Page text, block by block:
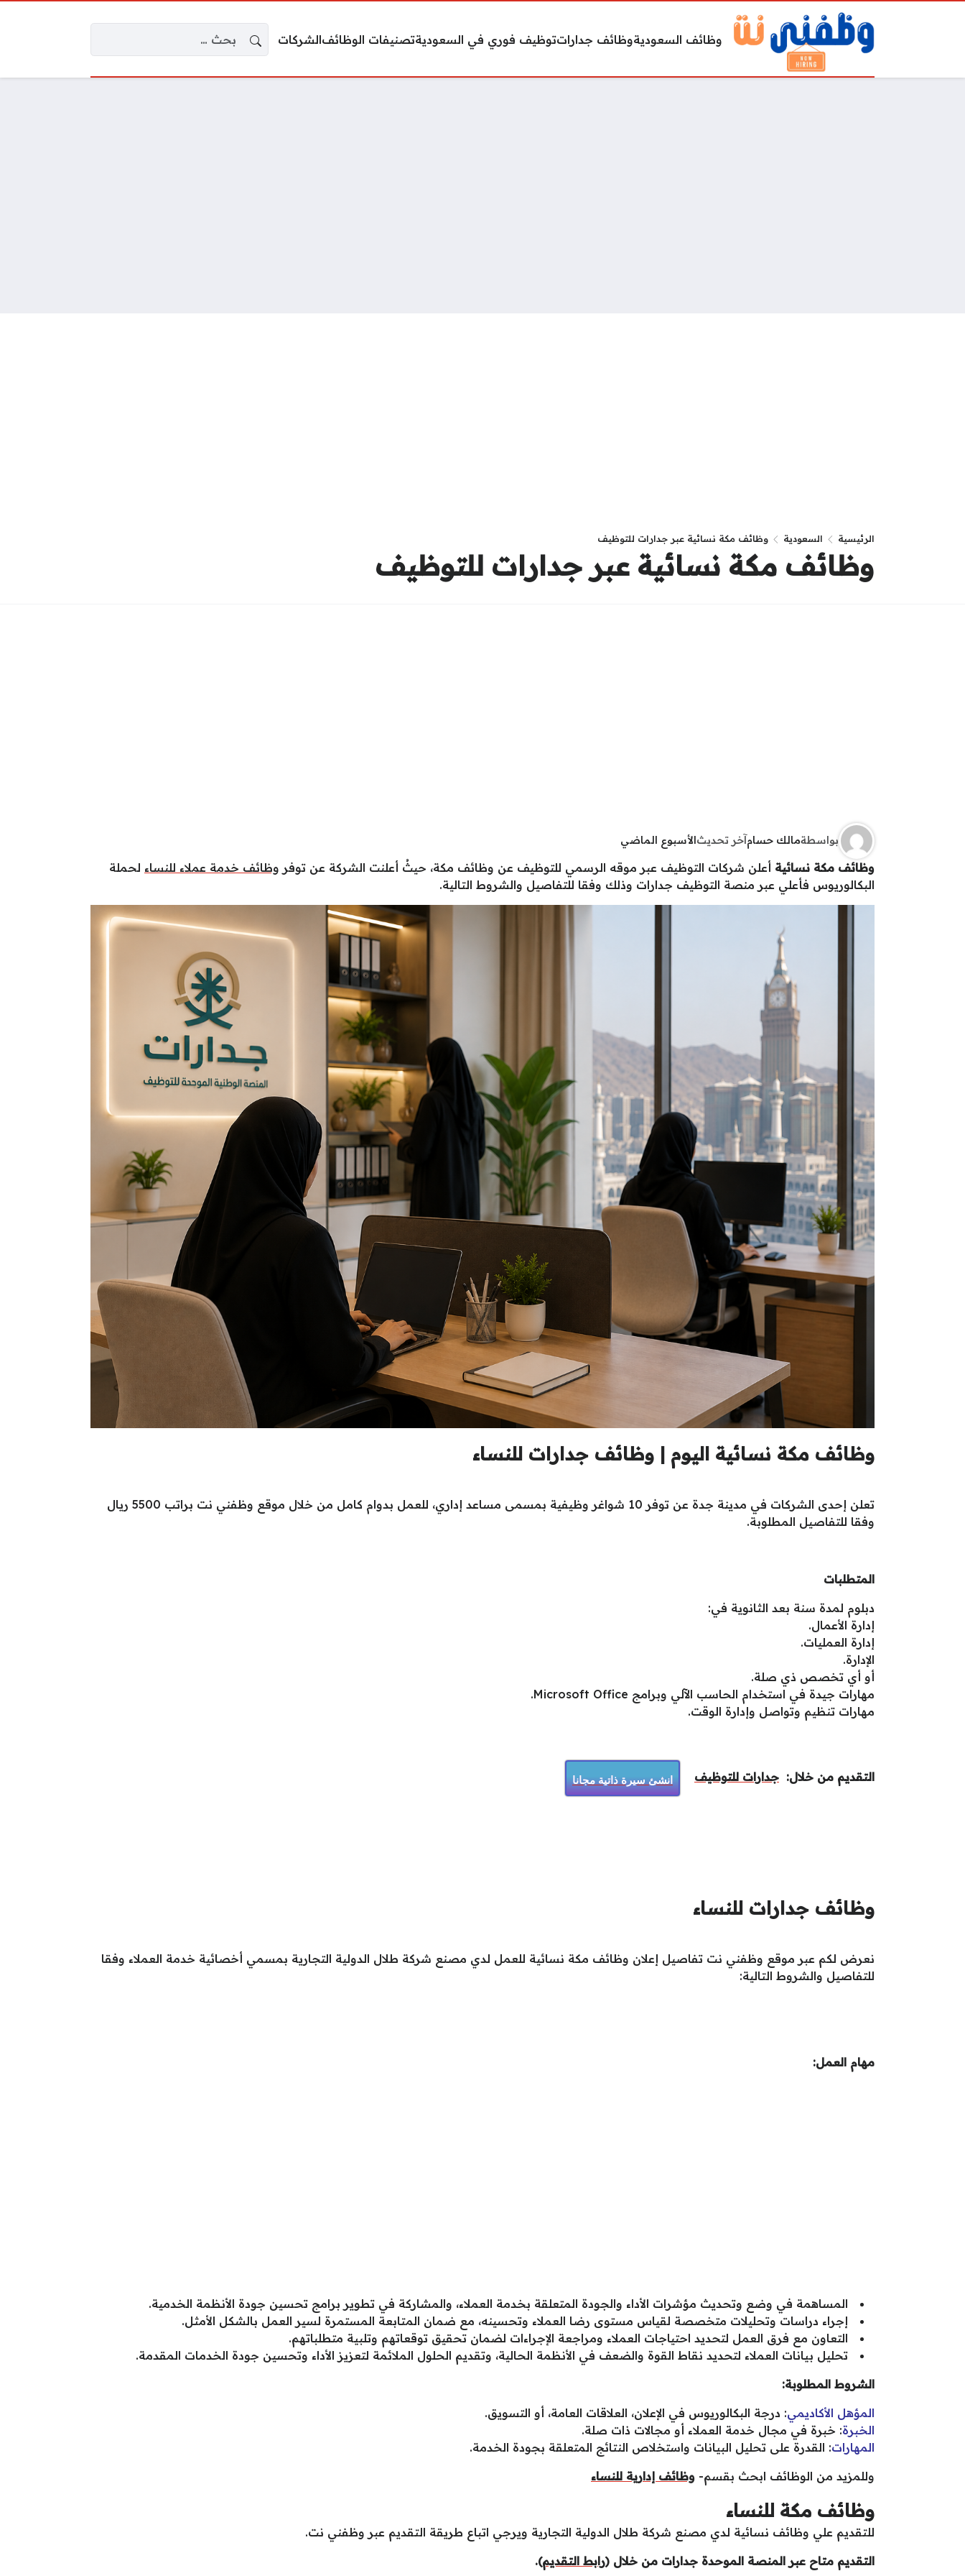
وظائف السعوديةوظائف جداراتتوظيف فوري في السعوديةتصنيفات الوظائفالشركات
البحث عن:
الرئيسية السعودية وظائف مكة نسائية عبر جدارات للتوظيف
وظائف مكة نسائية عبر جدارات للتوظيف
بواسطةمالك حسام آخر تحديث الأسبوع الماضي
وظائف مكة نسائية أعلن شركات التوظيف عبر موقه الرسمي للتوظيف عن وظائف مكة، حيثُ أعلنت الشركة عن توفر وظائف خدمة عملاء للنساء لحملة
البكالوريوس فأعلي عبر منصة التوظيف جدارات وذلك وفقا للتفاصيل والشروط التالية.
وظائف مكة نسائية اليوم | وظائف جدارات للنساء
تعلن إحدى الشركات في مدينة جدة عن توفر 10 شواغر وظيفية بمسمى مساعد إداري، للعمل بدوام كامل من خلال موقع وظفني نت براتب 5500 ريال
وفقا للتفاصيل المطلوبة.
المتطلبات
دبلوم لمدة سنة بعد الثانوية في:
إدارة الأعمال.
إدارة العمليات.
الإدارة.
أو أي تخصص ذي صلة.
مهارات جيدة في استخدام الحاسب الآلي وبرامج Microsoft Office.
مهارات تنظيم وتواصل وإدارة الوقت.
التقديم من خلال: جدارات للتوظيف انشئ سيرة ذاتية مجانا
وظائف جدارات للنساء
نعرض لكم عبر موقع وظفني نت تفاصيل إعلان وظائف مكة نسائية للعمل لدي مصنع شركة طلال الدولية التجارية بمسمي أخصائية خدمة العملاء وفقا
للتفاصيل والشروط التالية:
مهام العمل:
المساهمة في وضع وتحديث مؤشرات الأداء والجودة المتعلقة بخدمة العملاء، والمشاركة في تطوير برامج تحسين جودة الأنظمة الخدمية.
إجراء دراسات وتحليلات متخصصة لقياس مستوى رضا العملاء وتحسينه، مع ضمان المتابعة المستمرة لسير العمل بالشكل الأمثل.
التعاون مع فرق العمل لتحديد احتياجات العملاء ومراجعة الإجراءات لضمان تحقيق توقعاتهم وتلبية متطلباتهم.
تحليل بيانات العملاء لتحديد نقاط القوة والضعف في الأنظمة الحالية، وتقديم الحلول الملائمة لتعزيز الأداء وتحسين جودة الخدمات المقدمة.
الشروط المطلوبة:
المؤهل الأكاديمي: درجة البكالوريوس في الإعلان، العلاقات العامة، أو التسويق.
الخبرة: خبرة في مجال خدمة العملاء أو مجالات ذات صلة.
المهارات: القدرة على تحليل البيانات واستخلاص النتائج المتعلقة بجودة الخدمة.
وللمزيد من الوظائف ابحث بقسم- وظائف إدارية للنساء
وظائف مكة للنساء
للتقديم علي وظائف نسائية لدي مصنع شركة طلال الدولية التجارية ويرجي اتباع طريقة التقديم عبر وظفني نت.
التقديم متاح عبر المنصة الموحدة جدارات من خلال (رابط التقديم).